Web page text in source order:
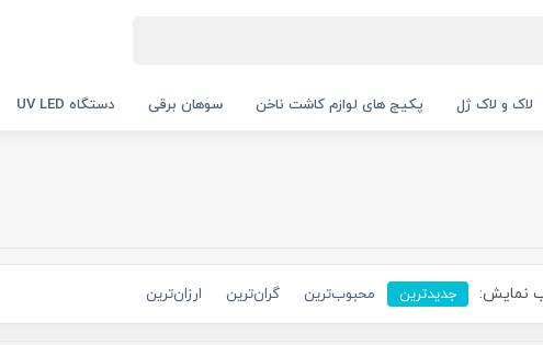
لاک و لاک ژل پکیج های لوازم کاشت ناخن سوهان برقی دستگاه UV LED
نمایش: جدیدترین محبوب‌ترین گران‌ترین ارزان‌ترین